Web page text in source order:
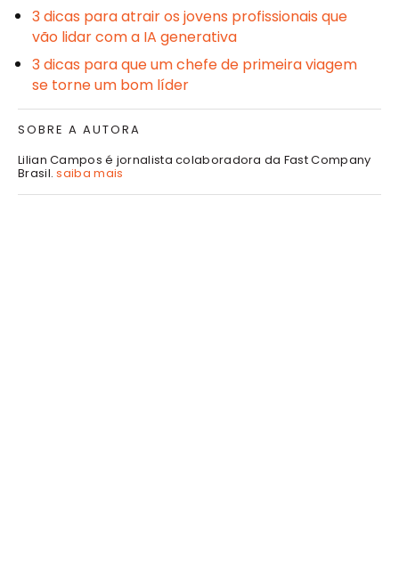
3 dicas para atrair os jovens profissionais que
vão lidar com a IA generativa
3 dicas para que um chefe de primeira viagem
se torne um bom líder
SOBRE A AUTORA
Lilian Campos é jornalista colaboradora da Fast Company
Brasil.saiba mais